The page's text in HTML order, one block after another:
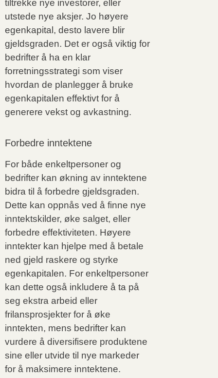
tiltrekke nye investorer, eller
utstede nye aksjer. Jo høyere
egenkapital, desto lavere blir
gjeldsgraden. Det er også viktig for
bedrifter å ha en klar
forretningsstrategi som viser
hvordan de planlegger å bruke
egenkapitalen effektivt for å
generere vekst og avkastning.
Forbedre inntektene
For både enkeltpersoner og
bedrifter kan økning av inntektene
bidra til å forbedre gjeldsgraden.
Dette kan oppnås ved å finne nye
inntektskilder, øke salget, eller
forbedre effektiviteten. Høyere
inntekter kan hjelpe med å betale
ned gjeld raskere og styrke
egenkapitalen. For enkeltpersoner
kan dette også inkludere å ta på
seg ekstra arbeid eller
frilansprosjekter for å øke
inntekten, mens bedrifter kan
vurdere å diversifisere produktene
sine eller utvide til nye markeder
for å maksimere inntektene.